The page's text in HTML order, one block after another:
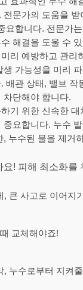
문가의 도움을
요합니다. 전문가
해결을 도울 수
리 예방하고 관
가능성을 미리
배관 상태, 밸브
차단해야 합니다.
기 위한 신속한
요합니다. 누수
누수된 물을 제거
! 피해 최소화를
, 큰 사고로 이어지
교체해야죠!
, 누수로부터 지켜